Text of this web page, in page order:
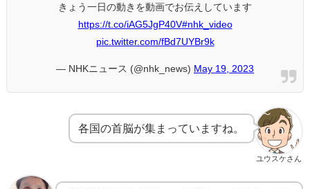
きょう一日の動きを動画でお伝えしています
https://t.co/iAG5JgP40V#nhk_video
pic.twitter.com/fBd7UYBr9k
— NHKニュース (@nhk_news) May 19, 2023
ユウスケさん
各国の首脳が集まっていますね。